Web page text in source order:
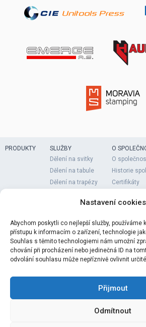
Nastavení cookies
Abychom poskytli co nejlepší služby, používáme
přístupu k informacím o zařízení, technologie
Souhlas s těmito technologiemi nám umožní
chování při procházení nebo jedinečná ID na
odvolání souhlasu může nepříznivě ovlivnit
Přijmout
Odmítnout
PRODUKTY
SLUŽBY
Dělení na svitky
Dělení na tabule
Dělení na trapézy
O
O
Historie
Certifikáty
člen skupiny Ferona a.s.
Sídlo společnosti:
Průmyslová 1011, Benátky
POZVÁNKA NA VALNOU HROMADU